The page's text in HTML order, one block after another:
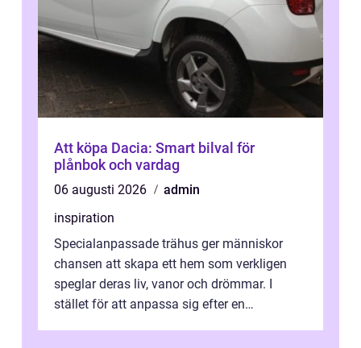
Att köpa Dacia: Smart bilval för
plånbok och vardag
06 augusti 2026
admin
inspiration
Specialanpassade trähus ger människor
chansen att skapa ett hem som verkligen
speglar deras liv, vanor och drömmar. I
stället för att anpassa sig efter en